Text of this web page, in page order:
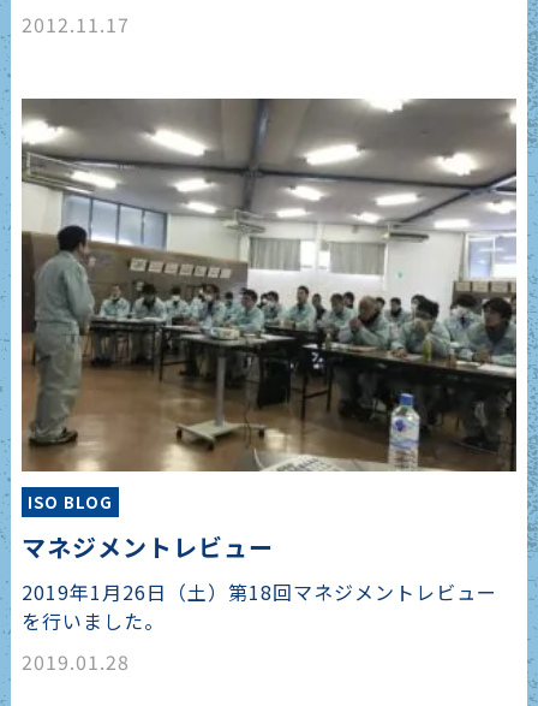
2012.11.17
ISO BLOG
マネジメントレビュー
2019年1月26日（土）第18回マネジメントレビュー
を行いました。
2019.01.28